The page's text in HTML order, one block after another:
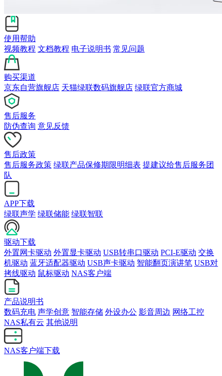
使用帮助
视频教程 文档教程 电子说明书 常见问题
购买渠道
京东自营旗舰店 天猫绿联数码旗舰店 绿联官方商城
售后服务
防伪查询 意见反馈
售后政策
售后服务政策 绿联产品保修期限明细表 提建议给售后服务团
队
APP下载
绿联声学 绿联储能 绿联智联
驱动下载
外置网卡驱动 外置显卡驱动 USB转串口驱动 PCI-E驱动 交换
机驱动 蓝牙适配器驱动 USB声卡驱动 智能翻页演讲笔 USB对
拷线驱动 鼠标驱动 NAS客户端
产品说明书
数码充电 声学创意 智能存储 外设办公 影音周边 网络工控
NAS私有云 其他说明
NAS客户端下载